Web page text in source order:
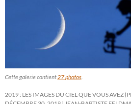
Cette galerie contient27 photos.
2019 : LES IMAGES DU CIEL QUE VOUS AVEZ